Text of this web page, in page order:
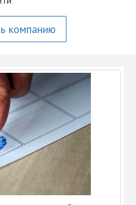
компанию